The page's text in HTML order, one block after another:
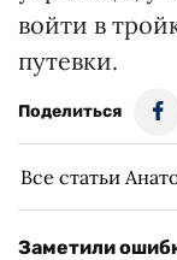
войти в
путевки.
Поделиться
Все статьи
Заметили